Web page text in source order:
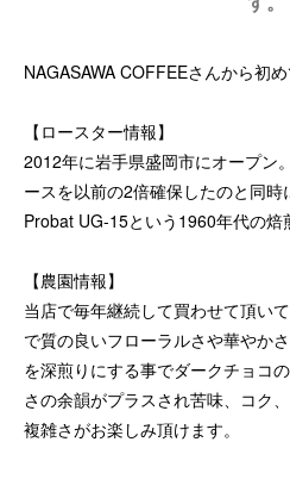
NAGASAWA COFFEEさんから初
【ロースター情報】
2012年に岩手県盛岡市にオープン
ースを以前の2倍確保したのと同時
Probat UG-15という1960年代の焙
【農園情報】
当店で毎年継続して買わせて頂い
で質の良いフローラルさや華やか
を深煎りにする事でダークチョコ
さの余韻がプラスされ苦味、コク
複雑さがお楽しみ頂けます。